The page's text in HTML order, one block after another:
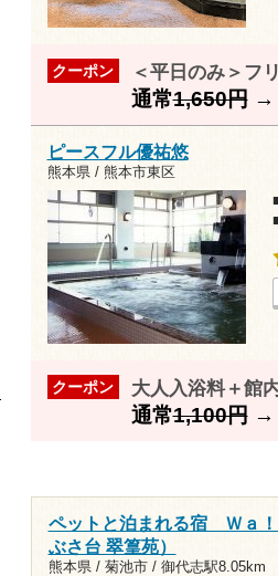
クーポン ＜平日のみ＞フ
通常1,650円→
ピースフル優祐悠
熊本県 / 熊本市東区
クーポン 大人入浴料＋館
通常1,100円→
ペットと泊まれる宿 Ｗａ
ぶさ台 翠篁苑）
熊本県 / 菊池市 / 御代志駅8.05km